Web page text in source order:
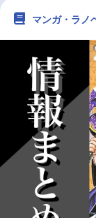
2.5次元
最新記事一覧
アニメ記事一覧
アニメ映画一覧
今期アニメ曜日別
マンガ・ラノ